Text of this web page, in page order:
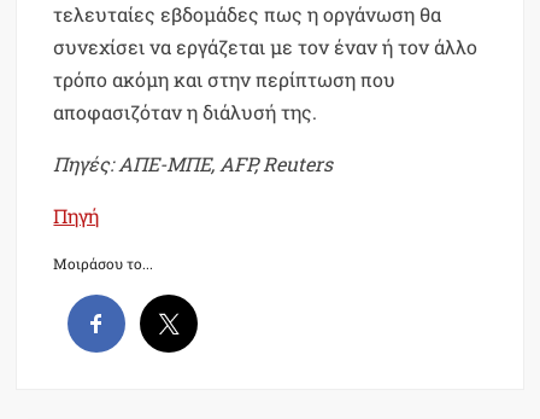
τελευταίες εβδομάδες πως η οργάνωση θα
συνεχίσει να εργάζεται με τον έναν ή τον άλλο
τρόπο ακόμη και στην περίπτωση που
αποφασιζόταν η διάλυσή της.
Πηγές: ΑΠΕ-ΜΠΕ, AFP, Reuters
Πηγή
Μοιράσου το...